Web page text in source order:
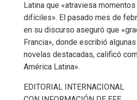
Latina que «atraviesa
difíciles». El pasado mes de
en su discurso aseguró que
Francia», donde escribió
novelas destacadas, calificó
América Latina».
EDITORIAL INTERNACIONAL